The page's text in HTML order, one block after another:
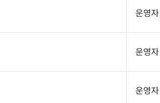
운영자
운영자
운영자